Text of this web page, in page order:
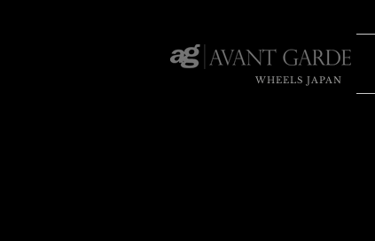
WHEELS JAPAN